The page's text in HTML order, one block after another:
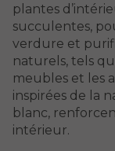
plantes
succulentes,
verdure et
naturels, tels
meubles et les
inspirées de la
blanc,
intérieur.